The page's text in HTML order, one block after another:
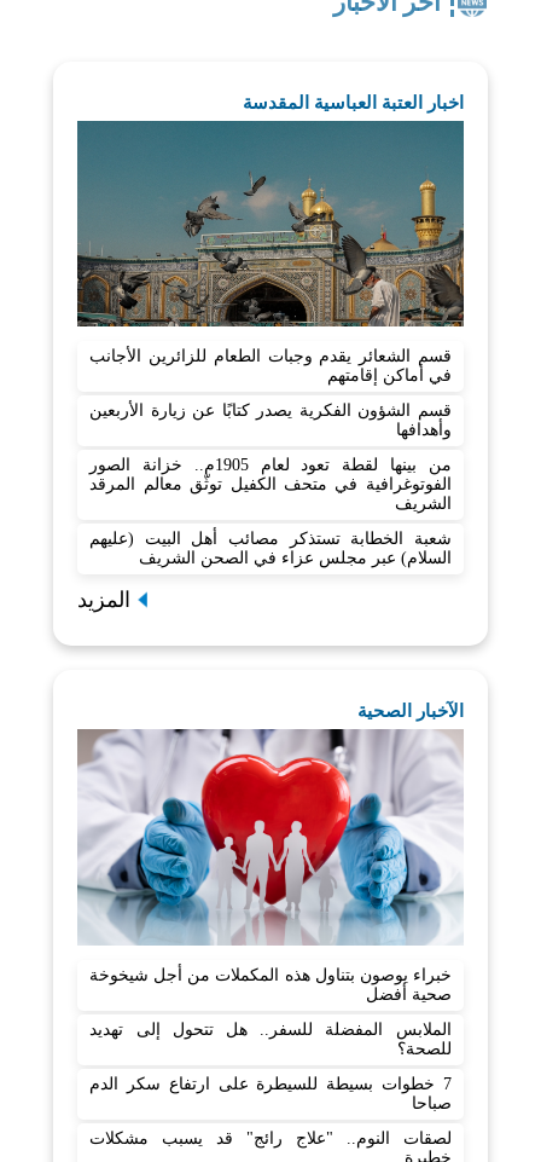
اخبار العتبة العباسية المقدسة
قسم الشعائر يقدم وجبات الطعام للزائرين الأجانب
في أماكن إقامتهم
قسم الشؤون الفكرية يصدر كتابًا عن زيارة الأربعين
وأهدافها
من بينها لقطة تعود لعام 1905م.. خزانة الصور
الفوتوغرافية في متحف الكفيل توثّق معالم المرقد
الشريف
شعبة الخطابة تستذكر مصائب أهل البيت (عليهم
السلام) عبر مجلس عزاء في الصحن الشريف
المزيد
الآخبار الصحية
خبراء يوصون بتناول هذه المكملات من أجل شيخوخة
صحية أفضل
الملابس المفضلة للسفر.. هل تتحول إلى تهديد
للصحة؟
7 خطوات بسيطة للسيطرة على ارتفاع سكر الدم
صباحا
لصقات النوم.. "علاج رائج" قد يسبب مشكلات
خطيرة